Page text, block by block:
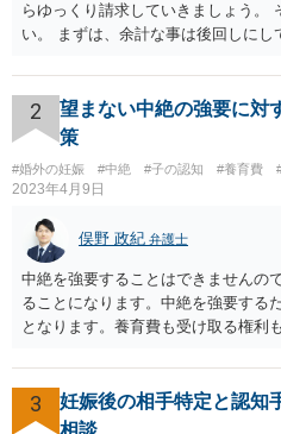
らゆっくり請求していきましょう。
い。 まずは、余計な事は後回しに
2
望まない中絶の強要に対
策
#婚外の妊娠 #中絶 #子の認知 #養育費
2023年4月9日
俣野 政紀 弁護士
中絶を強要することはできませんの
ることになります。中絶を強要する
となります。養育費も受け取る権利
勧めします。
3
妊娠後の相手特定と認知
相談